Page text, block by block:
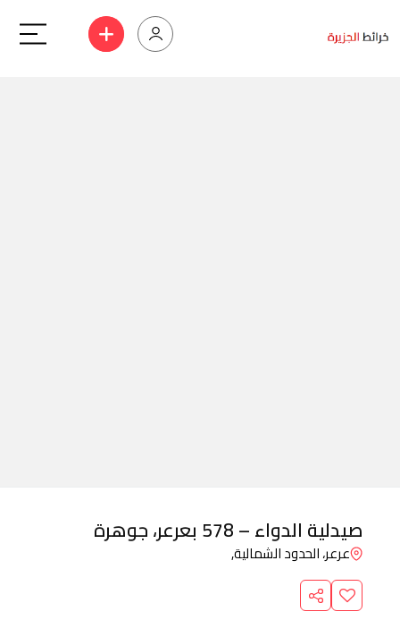
صيدلية الدواء – 578 بعرعر، جوهرة
عرعر، الحدود الشمالية,